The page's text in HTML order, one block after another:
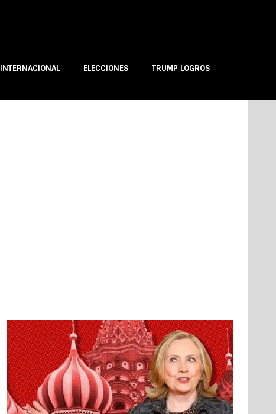
INTERNACIONAL ELECCIONES
TRUMP LOGROS